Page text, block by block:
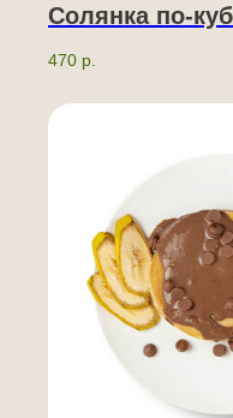
Солянка по-
470 р.